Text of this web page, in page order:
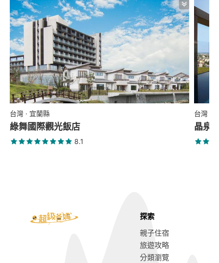
台灣 · 宜蘭縣
綠舞國際觀光飯店
8.1
台灣 ·
晶泉
探索
親子住宿
旅遊攻略
分類瀏覽